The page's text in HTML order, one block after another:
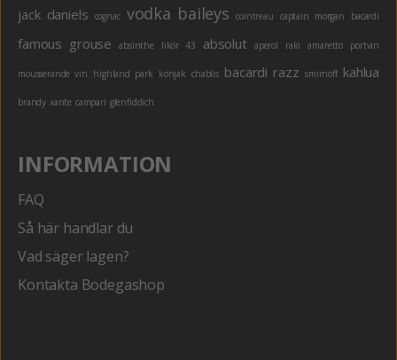
jack daniels cognac vodka baileys cointreau captain morgan bacardi
famous grouse absinthe likör 43 absolut aperol raki amaretto portvin
mousserande vin highland park konjak chablis bacardi razz smirnoff kahlua
brandy xante campari glenfiddich
INFORMATION
FAQ
Så här handlar du
Vad säger lagen?
Kontakta Bodegashop